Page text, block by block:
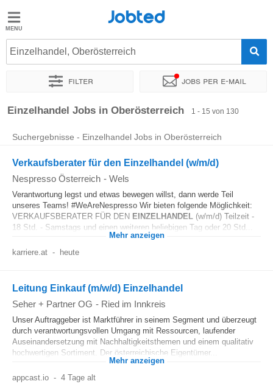
Jobted
Jobs
Jobted
Einzelhandel, Oberösterreich
Filter Jobs per e-mail
Sortieren nach Unternehmen Personaldienstleister
Einzelhandel Jobs in Oberösterreich 1 - 15 von 130
Suchergebnisse - Einzelhandel Jobs in Oberösterreich
Verkaufsberater für den Einzelhandel (w/m/d)
Nespresso Österreich - Wels
Verantwortung legst und etwas bewegen willst, dann werde Teil
unseres Teams! #WeAreNespresso Wir bieten folgende Möglichkeit:
VERKAUFSBERATER FÜR DEN EINZELHANDEL (w/m/d) Teilzeit -
18 Std. - Samstags und einen weiteren beliebigen Tag oder 20 Std...
Mehr anzeigen
karriere.at - heute
Leitung Einkauf (m/w/d) Einzelhandel
Seher + Partner OG - Ried im Innkreis
Unser Auftraggeber ist Marktführer in seinem Segment und überzeugt
durch verantwortungsvollen Umgang mit Ressourcen, laufender
Auseinandersetzung mit Nachhaltigkeitsthemen und einem qualitativ
hochwertigen Sortiment. Der österreichische Eigentümer...
Mehr anzeigen
appcast.io - 4 Tage alt